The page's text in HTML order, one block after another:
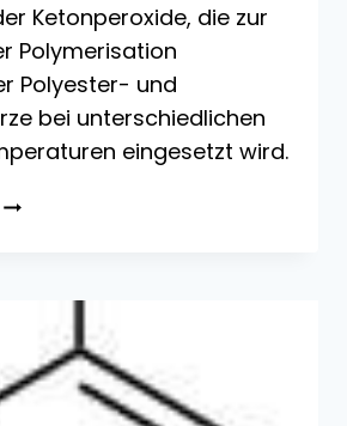
Ketonperoxide, die zur
Polymerisation
Polyester- und
bei unterschiedlichen
eingesetzt wird.
METHYLETHYLKETONPEROXID